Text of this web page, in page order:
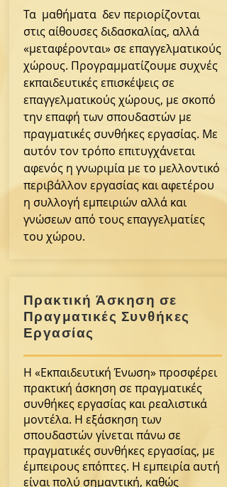
Τα μαθήματα δεν περιορίζονται
στις αίθουσες διδασκαλίας, αλλά
«μεταφέρονται» σε επαγγελματικούς
χώρους. Προγραμματίζουμε συχνές
εκπαιδευτικές επισκέψεις σε
επαγγελματικούς χώρους, με σκοπό
την επαφή των σπουδαστών με
πραγματικές συνθήκες εργασίας. Με
αυτόν τον τρόπο επιτυγχάνεται
αφενός η γνωριμία με το μελλοντικό
περιβάλλον εργασίας και αφετέρου
η συλλογή εμπειριών αλλά και
γνώσεων από τους επαγγελματίες
του χώρου.
Πρακτική Άσκηση σε
Πραγματικές Συνθήκες
Εργασίας
Η «Εκπαιδευτική Ένωση» προσφέρει
πρακτική άσκηση σε πραγματικές
συνθήκες εργασίας και ρεαλιστικά
μοντέλα. Η εξάσκηση των
σπουδαστών γίνεται πάνω σε
πραγματικές συνθήκες εργασίας, με
έμπειρους επόπτες. Η εμπειρία αυτή
είναι πολύ σημαντική, καθώς
Προσκυνηματικές
Περιηγήσεις
Ι.ΙΕΚ
Εκκλησιαστική
&
Πολιτιστική
Κε.Δι.Βι.Μ1
Ιεροράπτης
Κε.Δι.Βι.Μ1